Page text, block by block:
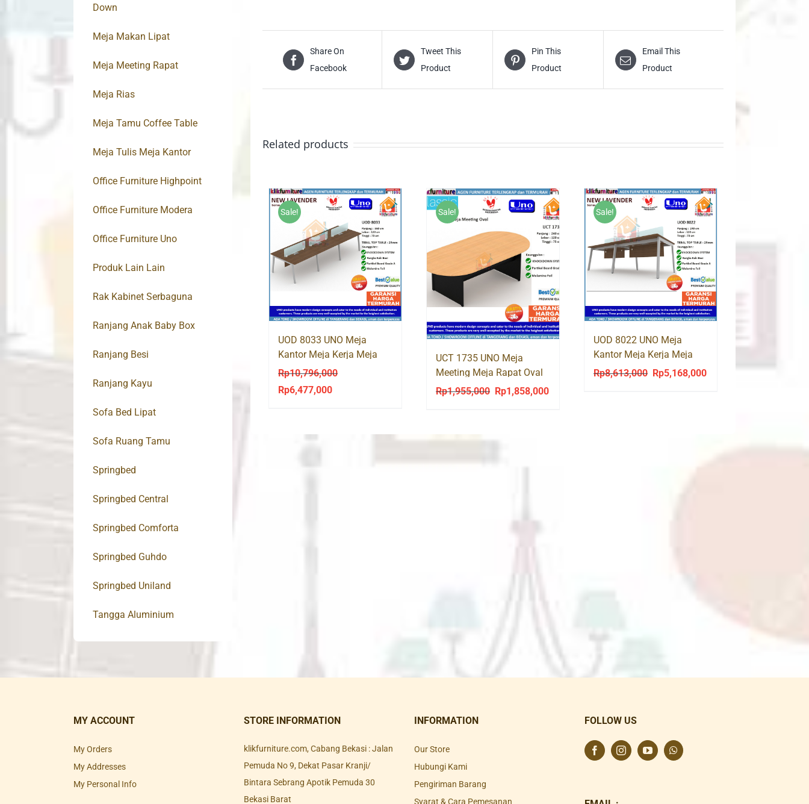
Share On
Facebook
Tweet This
Product
Pin This
Product
Email This
Product
Related products
Sale!
UOD 8033 UNO Meja
Kantor Meja Kerja Meja
Tulis Kaki Besi
Rp10,796,000
Original
Rp6,477,000Current
Sale!
UCT 1735 UNO Meja
Meeting Meja Rapat Oval
240 cm
Rp1,955,000
Original
Rp1,955,000.
Rp1,858,000Current
Sale!
UOD 8022 UNO Meja
Kantor Meja Kerja Meja
Tulis Kaki Besi
Rp8,613,000
Original
Rp5,168,000Current
Down
Meja Makan Lipat
Meja Meeting Rapat
Meja Rias
Meja Tamu Coffee Table
Meja Tulis Meja Kantor
Office Furniture Highpoint
Office Furniture Modera
Office Furniture Uno
Produk Lain Lain
Rak Kabinet Serbaguna
Ranjang Anak Baby Box
Ranjang Besi
Ranjang Kayu
Sofa Bed Lipat
Sofa Ruang Tamu
Springbed
Springbed Central
Springbed Comforta
Springbed Guhdo
Springbed Uniland
Tangga Aluminium
MY ACCOUNT
My Orders
My Addresses
My Personal Info
STORE INFORMATION
klikfurniture.com, Cabang Bekasi : Jalan
Pemuda No 9, Dekat Pasar Kranji/
Bintara Sebrang Apotik Pemuda 30
Bekasi Barat
INFORMATION
Our Store
Hubungi Kami
Pengiriman Barang
Syarat & Cara Pemesanan
FOLLOW US